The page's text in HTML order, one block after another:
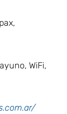
WiFi,